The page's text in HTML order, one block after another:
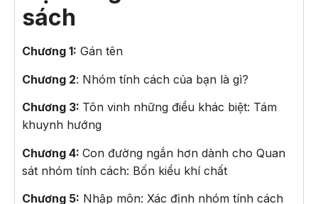
sách
Chương 1: Gán tên
Chương 2: Nhóm tính cách của bạn là gì?
Chương 3: Tôn vinh những điều khác biệt: Tám
khuynh hướng
Chương 4: Con đường ngắn hơn dành cho Quan
sát nhóm tính cách: Bốn kiểu khí chất
Chương 5: Nhập môn: Xác định nhóm tính cách